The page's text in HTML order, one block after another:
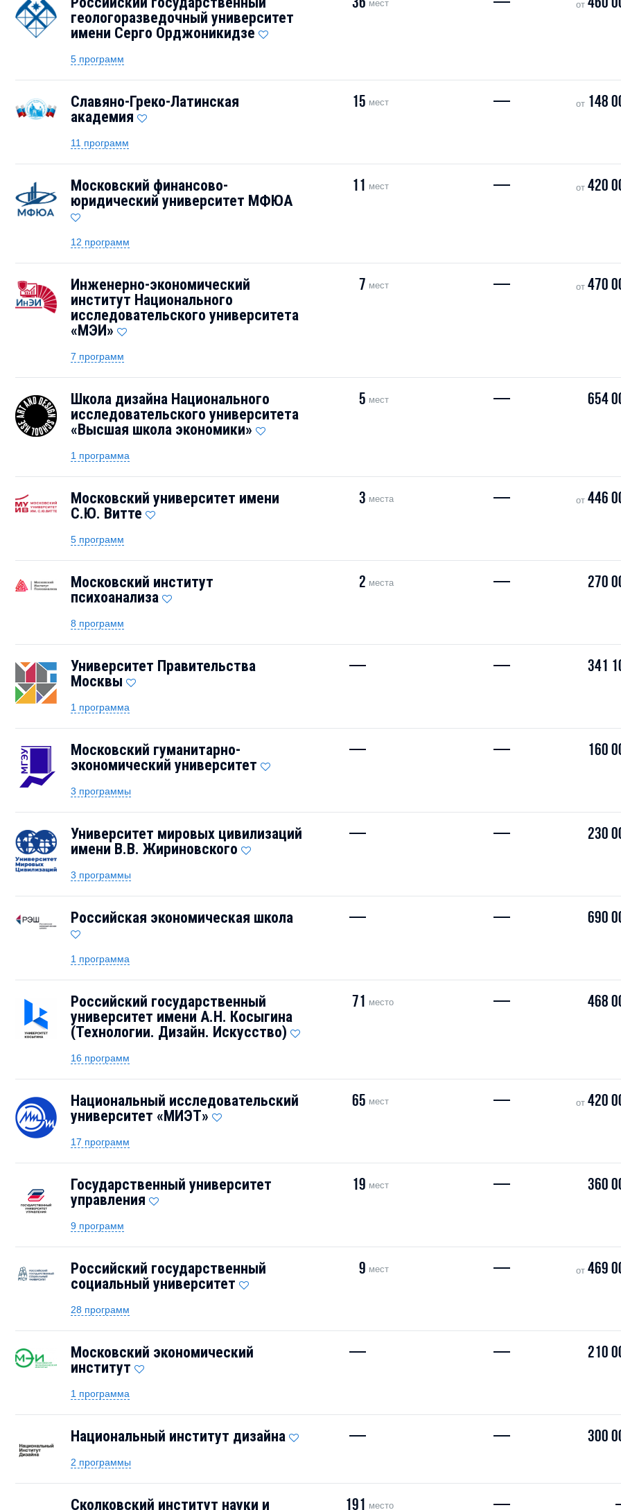
геологоразведочный университет
имени Серго Орджоникидзе
мест от
5 программ
Славяно-Греко-Латинская
академия
15 мест — от 148
11 программ
Московский финансово-
юридический университет МФЮА
11 мест — от 420
12 программ
Инженерно-экономический
институт Национального
исследовательского университета
«МЭИ»
7 мест — от 470
7 программ
Школа дизайна Национального
исследовательского университета
«Высшая школа экономики»
5 мест — 654
1 программа
Московский университет имени
С.Ю. Витте
3 места — от 446
5 программ
Московский институт
психоанализа
2 места — 270
8 программ
Университет Правительства
Москвы
— — 341
1 программа
Московский гуманитарно-
экономический университет
— — 160
3 программы
Университет мировых цивилизаций
имени В.В. Жириновского
— — 230
3 программы
Российская экономическая школа — — 690
1 программа
Российский государственный
университет имени А.Н. Косыгина
(Технологии. Дизайн. Искусство)
71 место — 468
16 программ
Национальный исследовательский
университет «МИЭТ»
65 мест — от 420
17 программ
Государственный университет
управления
19 мест — 360
9 программ
Российский государственный
социальный университет
9 мест — от 469
28 программ
Московский экономический
институт
— — 210
1 программа
Национальный институт дизайна — — 300
2 программы
Сколковский институт науки и 191 место —